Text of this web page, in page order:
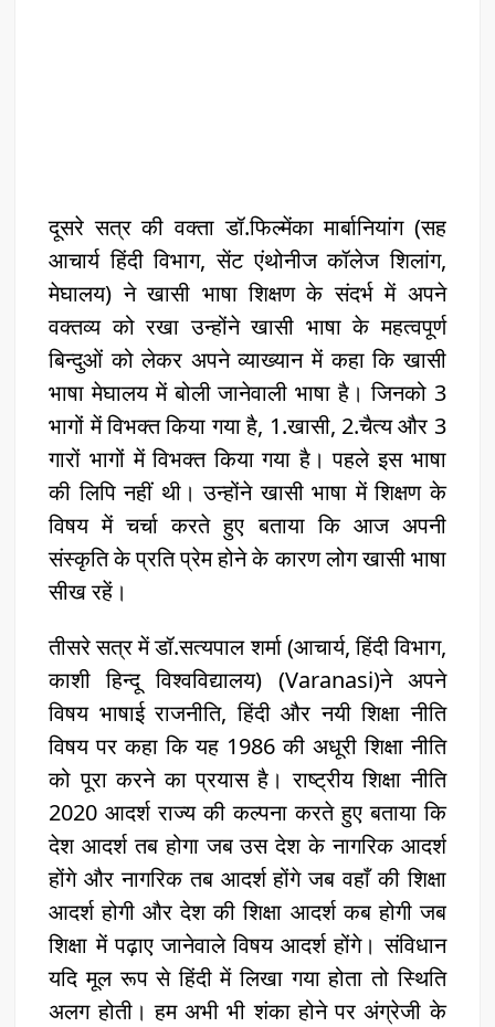
दूसरे सत्र की वक्ता डॉ.फिल्मेंका मार्बानियांग (सह
आचार्य हिंदी विभाग, सेंट एंथोनीज कॉलेज शिलांग,
मेघालय) ने खासी भाषा शिक्षण के संदर्भ में अपने
वक्तव्य को रखा उन्होंने खासी भाषा के महत्वपूर्ण
बिन्दुओं को लेकर अपने व्याख्यान में कहा कि खासी
भाषा मेघालय में बोली जानेवाली भाषा है। जिनको 3
भागों में विभक्त किया गया है, 1.खासी, 2.चैत्य और 3
गारों भागों में विभक्त किया गया है। पहले इस भाषा
की लिपि नहीं थी। उन्होंने खासी भाषा में शिक्षण के
विषय में चर्चा करते हुए बताया कि आज अपनी
संस्कृति के प्रति प्रेम होने के कारण लोग खासी भाषा
सीख रहें।
तीसरे सत्र में डॉ.सत्यपाल शर्मा (आचार्य, हिंदी विभाग,
काशी हिन्दू विश्वविद्यालय) (Varanasi)ने अपने
विषय भाषाई राजनीति, हिंदी और नयी शिक्षा नीति
विषय पर कहा कि यह 1986 की अधूरी शिक्षा नीति
को पूरा करने का प्रयास है। राष्ट्रीय शिक्षा नीति
2020 आदर्श राज्य की कल्पना करते हुए बताया कि
देश आदर्श तब होगा जब उस देश के नागरिक आदर्श
होंगे और नागरिक तब आदर्श होंगे जब वहाँ की शिक्षा
आदर्श होगी और देश की शिक्षा आदर्श कब होगी जब
शिक्षा में पढ़ाए जानेवाले विषय आदर्श होंगे। संविधान
यदि मूल रूप से हिंदी में लिखा गया होता तो स्थिति
अलग होती। हम अभी भी शंका होने पर अंग्रेजी के